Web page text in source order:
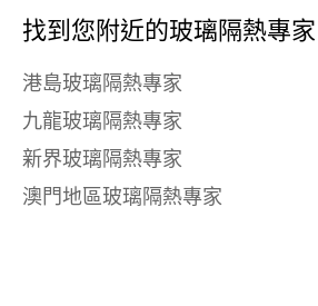
找到您附近的玻璃隔熱專家
港島玻璃隔熱專家
九龍玻璃隔熱專家
新界玻璃隔熱專家
澳門地區玻璃隔熱專家